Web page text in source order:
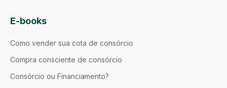
E-books
Como vender sua cota de consórcio
Compra consciente de consórcio
Consórcio ou Financiamento?